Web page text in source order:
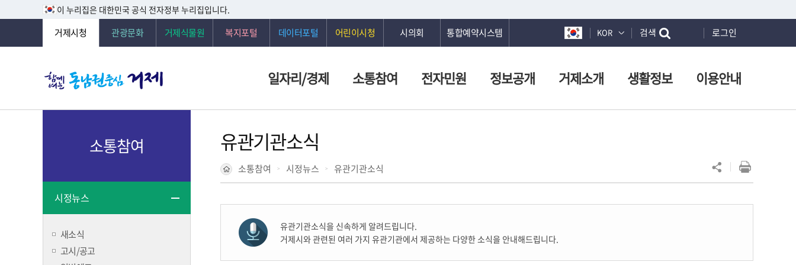
이 누리집은 대한민국 공식 전자정부 누리집입니다.
거제시청 관광문화 거제식물원 복지포털 데이터포털 어린이시청 시의회 통합예약시스템 KOR 검색 로그인
일자리/경제 소통참여 전자민원 정보공개 거제소개 생활정보 이용안내
소통참여
시정뉴스
새소식
고시/공고
유관기관소식
소통참여 시정뉴스 유관기관소식
유관기관소식을 신속하게 알려드립니다.
거제시와 관련된 여러 가지 유관기관에서 제공하는 다양한 소식을 안내해드립니다.